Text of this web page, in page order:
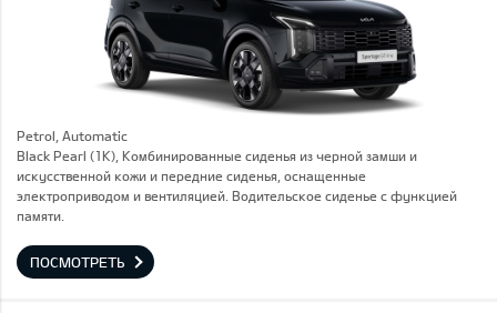
Petrol, Automatic
Black Pearl (1K), Комбинированные сиденья из черной замши и
искусственной кожи и передние сиденья, оснащенные
электроприводом и вентиляцией. Водительское сиденье с функцией
памяти.
ПОСМОТРЕТЬ